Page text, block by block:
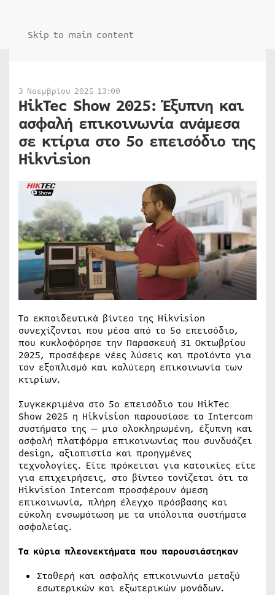
Skip to main content
3 Νοεμβρίου 2025 13:00
HikTec Show 2025: Έξυπνη και
ασφαλή επικοινωνία ανάμεσα
σε κτίρια στο 5ο επεισόδιο της
Hikvision
Τα εκπαιδευτικά βίντεο της Hikvision
συνεχίζονται που μέσα από το 5ο επεισόδιο,
που κυκλοφόρησε την Παρασκευή 31 Οκτωβρίου
2025, προσέφερε νέες λύσεις και προϊόντα για
τον εξοπλισμό και καλύτερη επικοινωνία των
κτιρίων.
Συγκεκριμένα στο 5ο επεισόδιο του HikTec
Show 2025 η Hikvision παρουσίασε τα Intercom
συστήματα της — μια ολοκληρωμένη, έξυπνη και
ασφαλή πλατφόρμα επικοινωνίας που συνδυάζει
design, αξιοπιστία και προηγμένες
τεχνολογίες. Είτε πρόκειται για κατοικίες είτε
για επιχειρήσεις, στο βίντεο τονίζεται ότι τα
Hikvision Intercom προσφέρουν άμεση
επικοινωνία, πλήρη έλεγχο πρόσβασης και
εύκολη ενσωμάτωση με τα υπόλοιπα συστήματα
ασφαλείας.
Τα κύρια πλεονεκτήματα που παρουσιάστηκαν
Σταθερή και ασφαλής επικοινωνία μεταξύ
εσωτερικών και εξωτερικών μονάδων.